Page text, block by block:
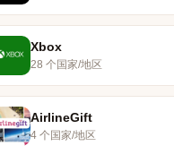
Xbox
28 个国家/地区
AirlineGift
4 个国家/地区